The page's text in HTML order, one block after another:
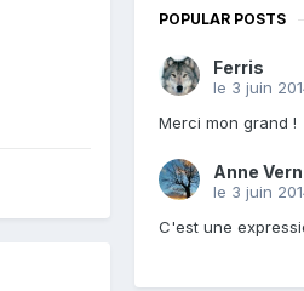
POPULAR POSTS
Ferris
le 3 juin
Merci mon grand !
Anne
le 3 juin
C'est une